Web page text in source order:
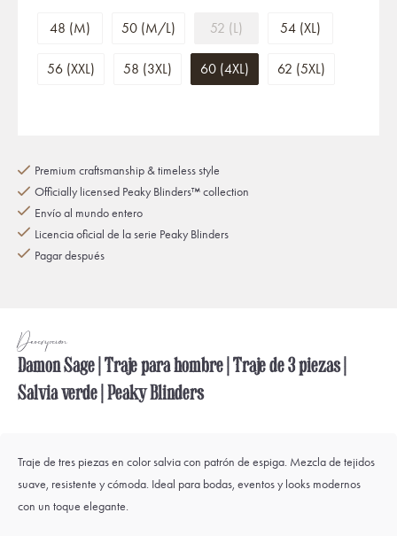
48 (M) 50 (M/L) 52 (L) 54 (XL)
56 (XXL) 58 (3XL) 60 (4XL) 62 (5XL)
Premium craftsmanship & timeless style
Officially licensed Peaky Blinders™ collection
Envío al mundo entero
Licencia oficial de la serie Peaky Blinders
Pagar después
Descripción
Damon Sage | Traje para hombre | Traje de 3 piezas |
Salvia verde | Peaky Blinders
Traje de tres piezas en color salvia con patrón de espiga. Mezcla de tejidos
suave, resistente y cómoda. Ideal para bodas, eventos y looks modernos
con un toque elegante.